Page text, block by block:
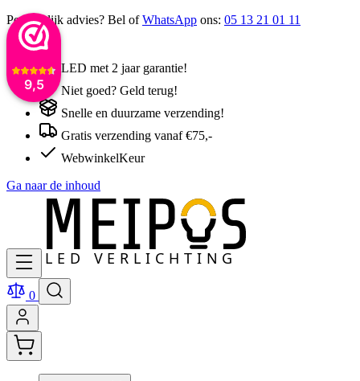
9,5
Persoonlijk advies? Bel ofWhatsApp ons: 05 13 21 01 11
LED met 2 jaar garantie!
Niet goed? Geld terug!
Snelle en duurzame verzending!
Gratis verzending vanaf €75,-
WebwinkelKeur
Ga naar de inhoud
0